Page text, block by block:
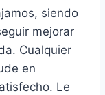
siendo
mejorar
Cualquier
en
Le